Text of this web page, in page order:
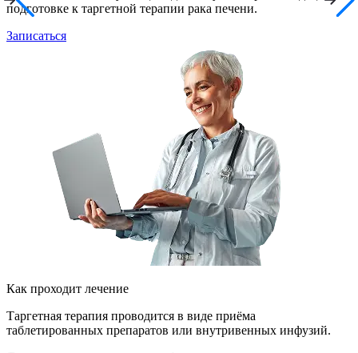
подготовке к таргетной терапии рака печени.
Записаться
Как проходит лечение
Таргетная терапия проводится в виде приёма
таблетированных препаратов или внутривенных инфузий.